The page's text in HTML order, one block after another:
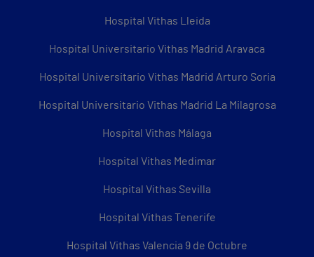
Hospital Vithas Lleida
Hospital Universitario Vithas Madrid Aravaca
Hospital Universitario Vithas Madrid Arturo Soria
Hospital Universitario Vithas Madrid La Milagrosa
Hospital Vithas Málaga
Hospital Vithas Medimar
Hospital Vithas Sevilla
Hospital Vithas Tenerife
Hospital Vithas Valencia 9 de Octubre